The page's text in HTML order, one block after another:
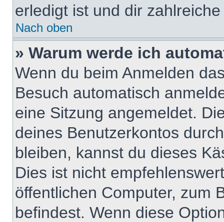
erledigt ist und dir
Nach oben
» Warum werde ich
Wenn du beim Anmelden
Besuch automatisch
eine Sitzung angemeldet.
deines Benutzerkontos
bleiben, kannst du dieses
Dies ist nicht
öffentlichen Computer, zum
befindest. Wenn diese